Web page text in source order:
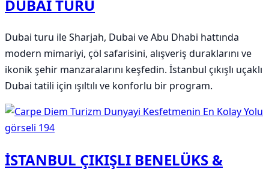
DUBAİ TURU
Dubai turu ile Sharjah, Dubai ve Abu Dhabi hattında
modern mimariyi, çöl safarisini, alışveriş duraklarını ve
ikonik şehir manzaralarını keşfedin. İstanbul çıkışlı uçaklı
Dubai tatili için ışıltılı ve konforlu bir program.
İSTANBUL ÇIKIŞLI BENELÜKS &